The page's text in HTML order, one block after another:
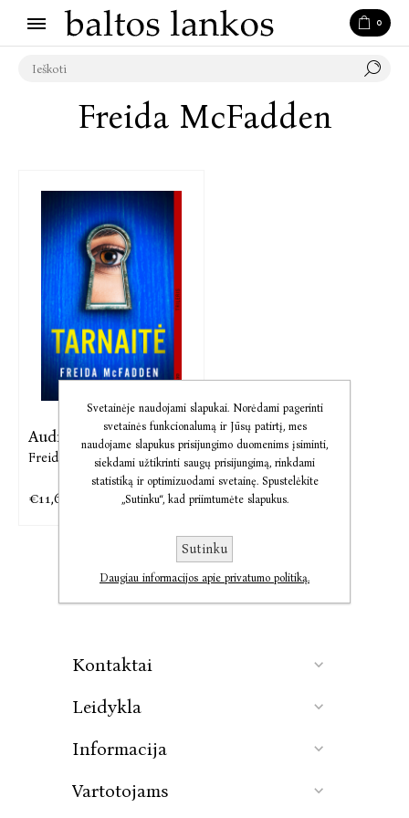
0
Freida McFadden
Audio Tarnaitė
Freida McFadden
€11,68
Kontaktai
Leidykla
Informacija
Vartotojams
Svetainėje naudojami slapukai. Norėdami pagerinti
svetainės funkcionalumą ir Jūsų patirtį, mes
naudojame slapukus prisijungimo duomenims įsiminti,
siekdami užtikrinti saugų prisijungimą, rinkdami
statistiką ir optimizuodami svetainę. Spustelėkite
„Sutinku“, kad priimtumėte slapukus.
Sutinku
Daugiau informacijos apie privatumo politiką.